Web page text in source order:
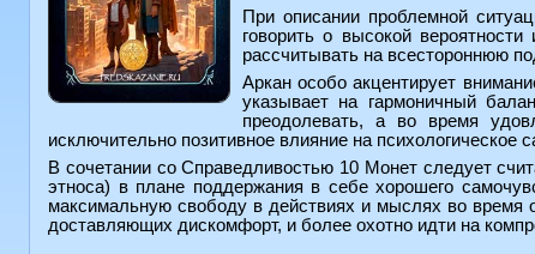
При описании проблемной
говорить о высокой
рассчитывать на всестороннюю
Аркан особо акцентирует
указывает на гармоничный
преодолевать, а во время
исключительно позитивное влияние на психологическое
В сочетании со Справедливостью 10 Монет следует
этноса) в плане поддержания в себе хорошего
максимальную свободу в действиях и мыслях во время
доставляющих дискомфорт, и более охотно идти на